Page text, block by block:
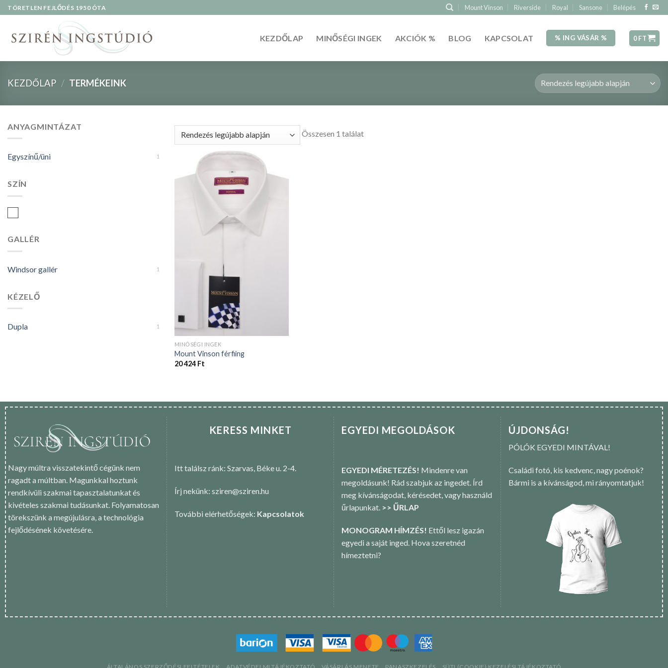
Skip
to
TÖRETLEN FEJLŐDÉS 1950 ÓTA Mount Vinson Riverside Royal Sansone Belépés
KEZDŐLAP MINŐSÉGI INGEK AKCIÓK % BLOG KAPCSOLAT % ING VÁSÁR % 0FT
KEZDŐLAP / TERMÉKEINK
ANYAGMINTÁZAT
Egyszínű/üni 1
SZÍN
GALLÉR
Windsor gallér 1
KÉZELŐ
Dupla 1
Összesen 1 találat
MINŐSÉGI INGEK
Mount Vinson férfiing
20 424 Ft
Nagy múltra visszatekintő cégünk nem
ragadt a múltban. Magunkkal hoztunk
rendkívüli szakmai tapasztalatunkat és
kivételes szakmai tudásunkat. Folyamatosan
törekszünk a megújulásra, a technológia
fejlődésének követésére.
KERESS MINKET
Itt találsz ránk: Szarvas, Béke u. 2-4.
Írj nekünk: sziren@sziren.hu
További elérhetőségek: Kapcsolatok
EGYEDI MEGOLDÁSOK
EGYEDI MÉRETEZÉS! Mindenre van
megoldásunk! Rád szabjuk az ingedet. Írd
meg kívánságodat, kérésedet, vagy használd
űrlapunkat. >> ŰRLAP
MONOGRAM HÍMZÉS! Ettől lesz igazán
egyedi a saját inged. Hova szeretnéd
hímeztetni?
ÚJDONSÁG!
PÓLÓK EGYEDI MINTÁVAL!
Családi fotó, kis kedvenc, nagy poénok?
Bármi is a kívánságod, mi rányomtatjuk!